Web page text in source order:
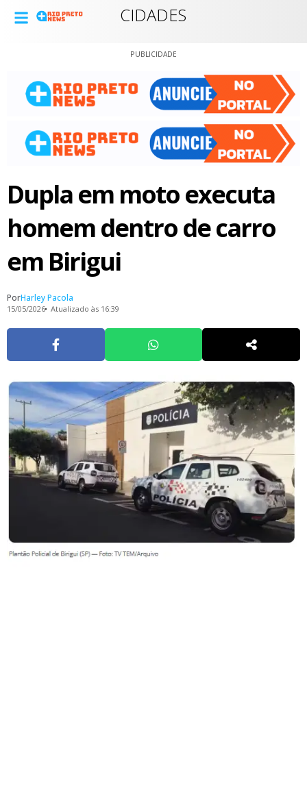
CIDADES
PUBLICIDADE
Dupla em moto executa
homem dentro de carro
em Birigui
PorHarley Pacola
15/05/2026 Atualizado às 16:39